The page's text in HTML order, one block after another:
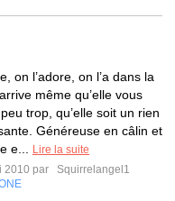
on l’adore, on l’a dans la
même qu’elle vous
trop, qu’elle soit un rien
Généreuse en câlin et
e...
Lire la suite
2010 par
Squirrelangel1